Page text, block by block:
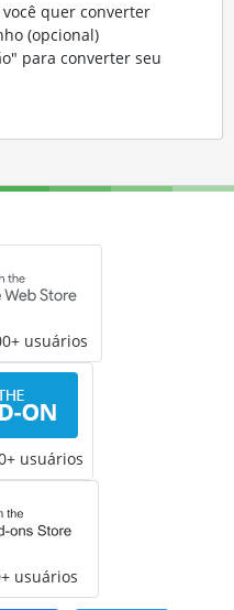
quer converter
(opcional)
para converter seu
usuários
usuários
usuários